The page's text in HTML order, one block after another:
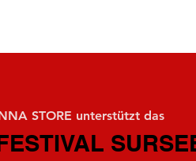
STORE unterstützt das